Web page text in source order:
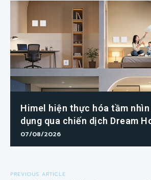
Himel hiện thực hóa tầm nhìn
dụng qua chiến dịch Dream
07/08/2026
PREVIOUS ARTICLE